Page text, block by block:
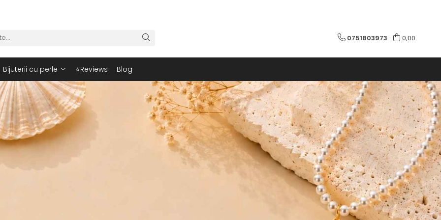
0751803973 0,00
Bijuterii cu perle ⭐Reviews Blog